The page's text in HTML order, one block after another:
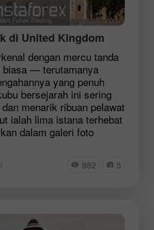
di United Kingdom
dengan mercu tanda
biasa — terutamanya
yang penuh
bersejarah ini sering
menarik ribuan pelawat
ialah lima istana terhebat
dalam galeri foto
982 5